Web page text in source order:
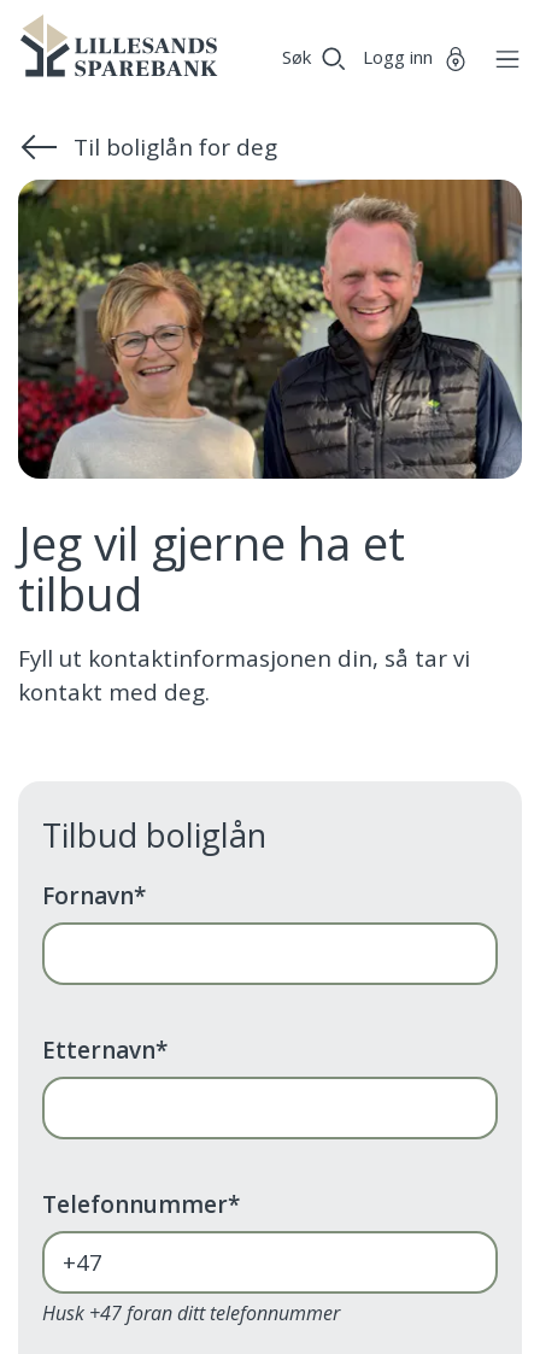
Gå til sideinnhold
Lillesands
Sparebank Søk Logg inn
Til boliglån for deg
Jeg vil gjerne ha et
tilbud
Fyll ut kontaktinformasjonen din, så tar vi
kontakt med deg.
Tilbud boliglån
Fornavn*
Etternavn*
Telefonnummer*
Husk +47 foran ditt telefonnummer
er
Miljøfyrtårn-